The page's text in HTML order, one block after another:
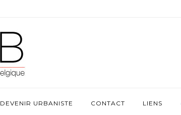
DEVENIR URBANISTE CONTACT LIENS